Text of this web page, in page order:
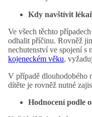
Kdy navštívit
Ve všech těchto
odhalit příčinu. Rovněž
nechutenství ve spojení s
kojeneckém věku,
V případě dlouhodobého
dítěte je rovněž nutné
Hodnocení podle